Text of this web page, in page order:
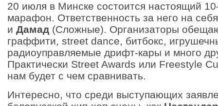
20 июля в Минске состоится настоящий
марафон. Ответственность за него на
и Дамад (Сложные). Организаторы
граффити, street dance, битбокс,
радиоуправляемые дрифт-кары и много
Практически Street Awards или Freestyle
нам будет с чем сравнивать.
Интересно, что среди выступающих